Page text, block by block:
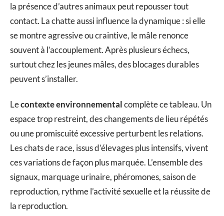
la présence d’autres animaux peut repousser tout
contact. La chatte aussi influence la dynamique : si elle
se montre agressive ou craintive, le mâle renonce
souvent à l’accouplement. Après plusieurs échecs,
surtout chez les jeunes mâles, des blocages durables
peuvent s’installer.
Lecontexte environnementalcomplète ce tableau. Un
espace trop restreint, des changements de lieu répétés
ou une promiscuité excessive perturbent les relations.
Les chats de race, issus d’élevages plus intensifs, vivent
ces variations de façon plus marquée. L’ensemble des
signaux, marquage urinaire, phéromones, saison de
reproduction, rythme l’activité sexuelle et la réussite de
la reproduction.